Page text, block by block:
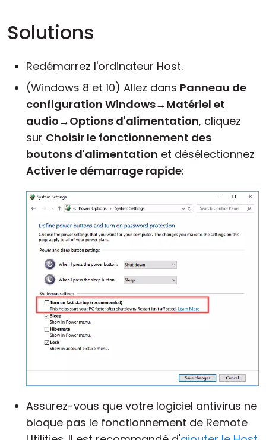
Solutions
Redémarrez l'ordinateur Host.
(Windows 8 et 10) Allez dans Panneau de
configuration Windows→Matériel et
audio→Options d'alimentation, cliquez
sur Choisir le fonctionnement des
boutons d'alimentation et désélectionnez
Activer le démarrage rapide:
Assurez-vous que votre logiciel antivirus ne
bloque pas le fonctionnement de Remote